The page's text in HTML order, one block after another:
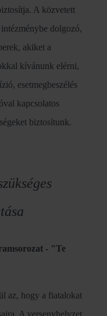
A közvetett
dolgozó,
akiket a
kívánunk elérni,
esetmegbeszélés
kapcsolatos
biztosítunk.
- "Te
az, hogy a fiatalokat